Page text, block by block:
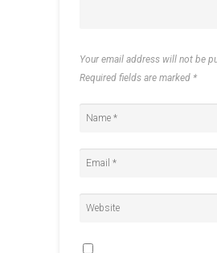
Your email address will not be
Required fields are marked *